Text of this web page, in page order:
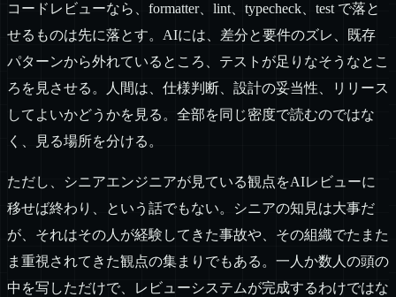
コードレビューなら、formatter、lint、typecheck、test で落と
せるものは先に落とす。AIには、差分と要件のズレ、既存
パターンから外れているところ、テストが足りなそうなとこ
ろを見させる。人間は、仕様判断、設計の妥当性、リリース
してよいかどうかを見る。全部を同じ密度で読むのではな
く、見る場所を分ける。
ただし、シニアエンジニアが見ている観点をAIレビューに
移せば終わり、という話でもない。シニアの知見は大事だ
が、それはその人が経験してきた事故や、その組織でたまた
ま重視されてきた観点の集まりでもある。一人か数人の頭の
中を写しただけで、レビューシステムが完成するわけではな